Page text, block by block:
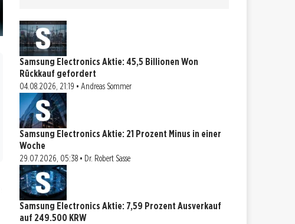
Samsung Electronics Aktie: 45,5 Billionen Won
Rückkauf gefordert
04.08.2026, 21:19 • Andreas Sommer
Samsung Electronics Aktie: 21 Prozent Minus in einer
Woche
29.07.2026, 05:38 • Dr. Robert Sasse
Samsung Electronics Aktie: 7,59 Prozent Ausverkauf
auf 249.500 KRW